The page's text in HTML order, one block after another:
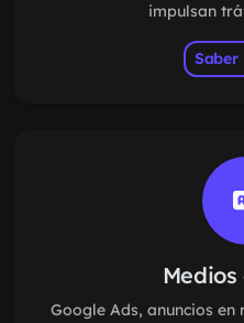
impulsan
Saber
Google Ads, anuncios en